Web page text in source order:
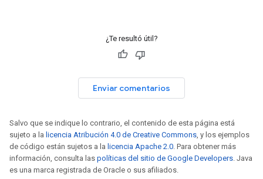
¿Te resultó útil?
Enviar comentarios
Salvo que se indique lo contrario, el contenido de esta página está
sujeto a la licencia Atribución 4.0 de Creative Commons, y los ejemplos
de código están sujetos a la licencia Apache 2.0. Para obtener más
información, consulta las políticas del sitio de Google Developers. Java
es una marca registrada de Oracle o sus afiliados.